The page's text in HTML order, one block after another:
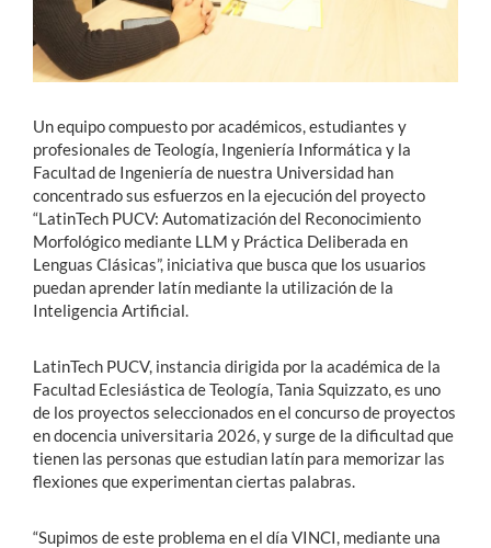
Alumni
Un equipo compuesto por académicos, estudiantes y
profesionales de Teología, Ingeniería Informática y la
Facultad de Ingeniería de nuestra Universidad han
concentrado sus esfuerzos en la ejecución del proyecto
“LatinTech PUCV: Automatización del Reconocimiento
Morfológico mediante LLM y Práctica Deliberada en
Lenguas Clásicas”, iniciativa que busca que los usuarios
puedan aprender latín mediante la utilización de la
Inteligencia Artificial.
LatinTech PUCV, instancia dirigida por la académica de la
Facultad Eclesiástica de Teología, Tania Squizzato, es uno
de los proyectos seleccionados en el concurso de proyectos
en docencia universitaria 2026, y surge de la dificultad que
tienen las personas que estudian latín para memorizar las
flexiones que experimentan ciertas palabras.
“Supimos de este problema en el día VINCI, mediante una